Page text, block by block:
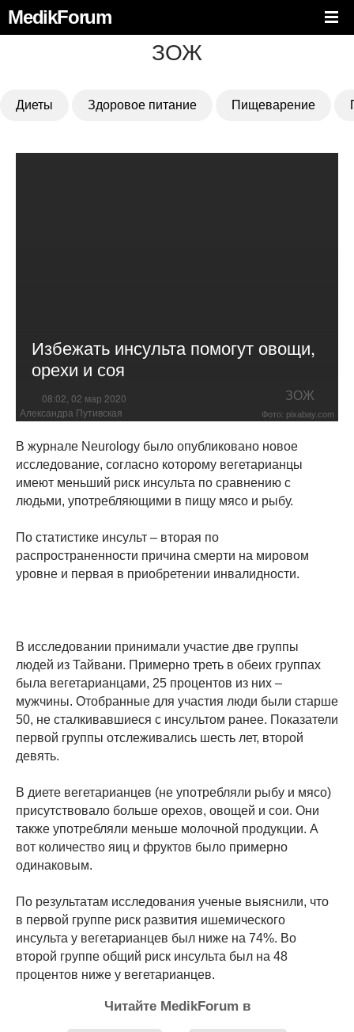
MedikForum
ЗОЖ
Диеты Здоровое питание Пищеварение
Избежать инсульта помогут овощи,
орехи и соя
08:02, 02 мар 2020 ЗОЖ
Александра Путивская Фото: pixabay.com
В журнале Neurology было опубликовано новое
исследование, согласно которому вегетарианцы
имеют меньший риск инсульта по сравнению с
людьми, употребляющими в пищу мясо и рыбу.
По статистике инсульт – вторая по
распространенности причина смерти на мировом
уровне и первая в приобретении инвалидности.
В исследовании принимали участие две группы
людей из Тайвани. Примерно треть в обеих группах
была вегетарианцами, 25 процентов из них –
мужчины. Отобранные для участия люди были старше
50, не сталкивавшиеся с инсультом ранее. Показатели
первой группы отслеживались шесть лет, второй
девять.
В диете вегетарианцев (не употребляли рыбу и мясо)
присутствовало больше орехов, овощей и сои. Они
также употребляли меньше молочной продукции. А
вот количество яиц и фруктов было примерно
одинаковым.
По результатам исследования ученые выяснили, что
в первой группе риск развития ишемического
инсульта у вегетарианцев был ниже на 74%. Во
второй группе общий риск инсульта был на 48
процентов ниже у вегетарианцев.
Читайте MedikForum в